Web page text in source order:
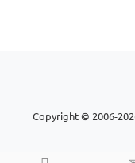
Copyright © 2006-